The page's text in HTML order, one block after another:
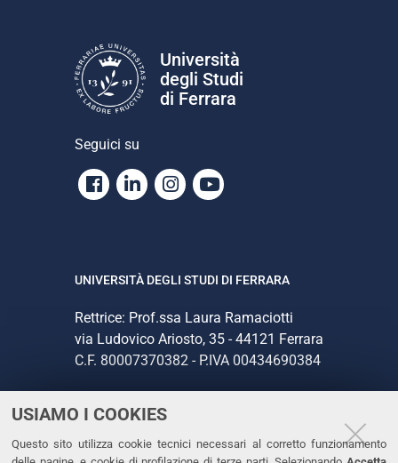
USIAMO I COOKIES
Questo sito utilizza cookie tecnici necessari al corretto funzionamento
Università
degli Studi
di Ferrara
Seguici su
Facebook
LinkedinInstagram
Youtube
UNIVERSITÀ DEGLI STUDI DI FERRARA
Rettrice: Prof.ssa Laura Ramaciotti
via Ludovico Ariosto, 35 - 44121 Ferrara
C.F. 80007370382 - P.IVA 00434690384
CONTATTI
Tel. +39 0532 293111